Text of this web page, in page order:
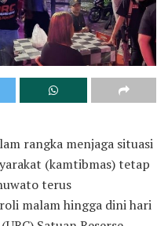
rangka menjaga situasi
(kamtibmas) tetap
terus
malam hingga dini hari